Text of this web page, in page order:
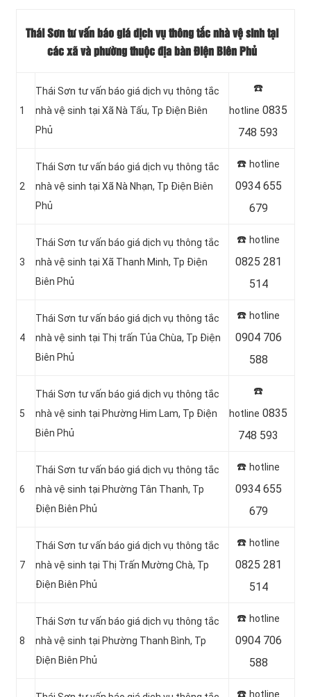
Thái Sơn tư vấn báo giá dịch vụ thông tắc nhà vệ sinh tại
các xã và phường thuộc địa bàn Điện Biên Phủ
1
Thái Sơn tư vấn báo giá dịch vụ thông tắc
nhà vệ sinh tại Xã Nà Tấu, Tp Điện Biên
Phủ
☎️
hotline 0835
748 593
2
Thái Sơn tư vấn báo giá dịch vụ thông tắc
nhà vệ sinh tại Xã Nà Nhạn, Tp Điện Biên
Phủ
☎️ hotline
0934 655
679
3
Thái Sơn tư vấn báo giá dịch vụ thông tắc
nhà vệ sinh tại Xã Thanh Minh, Tp Điện
Biên Phủ
☎️ hotline
0825 281
514
4
Thái Sơn tư vấn báo giá dịch vụ thông tắc
nhà vệ sinh tại Thị trấn Tủa Chùa, Tp Điện
Biên Phủ
☎️ hotline
0904 706
588
5
Thái Sơn tư vấn báo giá dịch vụ thông tắc
nhà vệ sinh tại Phường Him Lam, Tp Điện
Biên Phủ
☎️
hotline 0835
748 593
6
Thái Sơn tư vấn báo giá dịch vụ thông tắc
nhà vệ sinh tại Phường Tân Thanh, Tp
Điện Biên Phủ
☎️ hotline
0934 655
679
7
Thái Sơn tư vấn báo giá dịch vụ thông tắc
nhà vệ sinh tại Thị Trấn Mường Chà, Tp
Điện Biên Phủ
☎️ hotline
0825 281
514
8
Thái Sơn tư vấn báo giá dịch vụ thông tắc
nhà vệ sinh tại Phường Thanh Bình, Tp
Điện Biên Phủ
☎️ hotline
0904 706
588
☎️ hotline